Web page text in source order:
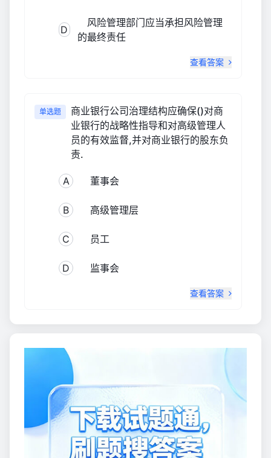
D
风险管理部门应当承担风险管理
的最终责任
查看答案
单选题
商业银行公司治理结构应确保()对商
业银行的战略性指导和对高级管理人
员的有效监督,并对商业银行的股东负
责.
A 董事会
B 高级管理层
C 员工
D 监事会
查看答案